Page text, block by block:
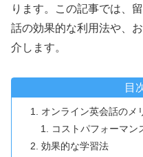
ります。この記事では、
話の効果的な利用法や、
介します。
目
オンライン英会話のメ
コストパフォーマン
効果的な学習法